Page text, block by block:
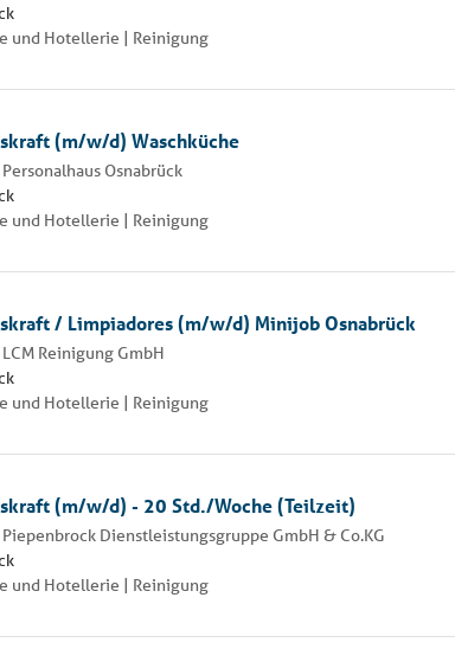
und Hotellerie | Reinigung
(m/w/d) Waschküche
Personalhaus Osnabrück
und Hotellerie | Reinigung
/ Limpiadores (m/w/d) Minijob Osnabrück
LCM Reinigung GmbH
und Hotellerie | Reinigung
(m/w/d) - 20 Std./Woche (Teilzeit)
Piepenbrock Dienstleistungsgruppe GmbH & Co.KG
und Hotellerie | Reinigung